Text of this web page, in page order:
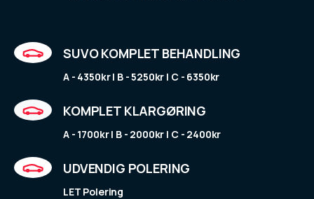
SUVO KOMPLET BEHANDLING
A - 4350kr | B - 5250kr | C - 6350kr
KOMPLET KLARGØRING
A - 1700kr | B - 2000kr | C - 2400kr
UDVENDIG POLERING
LET Polering